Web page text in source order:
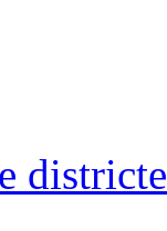
districte